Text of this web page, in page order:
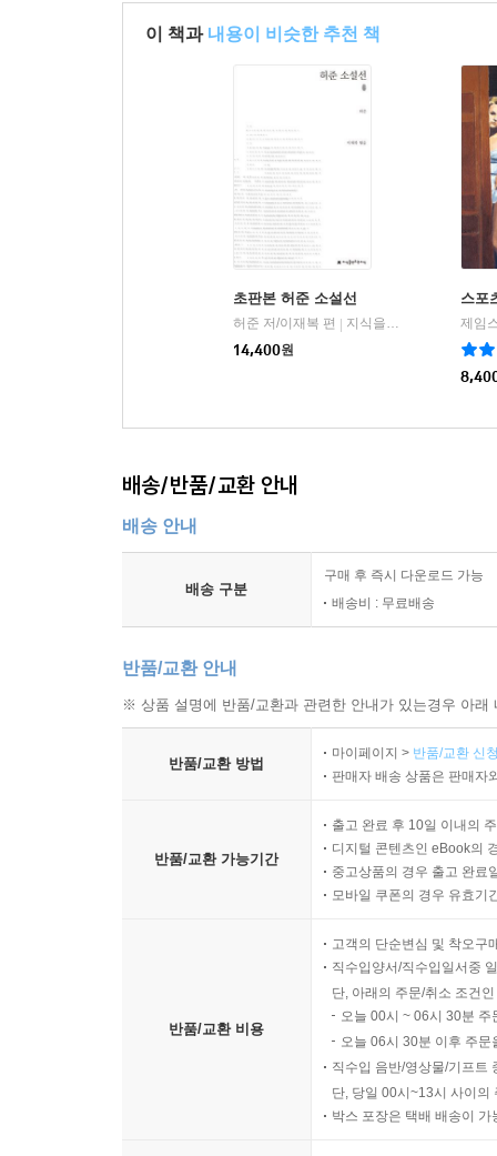
이 책과 내용이 비슷한 추천 책
초판본 허준 소설선
허준 저/이재복 편
지식을만드는지식
14,400원
스포
제임
배송/반품/교환 안내
배송 안내
배송 구분
구매 후 즉시 다운로드 가능
배송비 : 무료배송
반품/교환 안내
※ 상품 설명에 반품/교환과 관련한 안내가 있는경우 아
반품/교환 방법
마이페이지 > 반품/교환 신
판매자 배송 상품은 판매자
반품/교환 가능기간
출고 완료 후 10일 이내의
디지털 콘텐츠인 eBook의
중고상품의 경우 출고 완료
모바일 쿠폰의 경우 유효기
반품/교환 비용
고객의 단순변심 및 착오구
직수입양서/직수입일서중
단, 아래의 주문/취소 조건
오늘 00시 ~ 06시 30분
오늘 06시 30분 이후 주
직수입 음반/영상물/기프트
단, 당일 00시~13시 사이의
박스 포장은 택배 배송이